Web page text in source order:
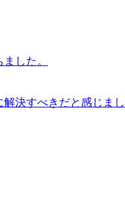
した。
決すべきだと感じま